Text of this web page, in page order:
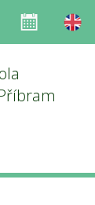
Strava